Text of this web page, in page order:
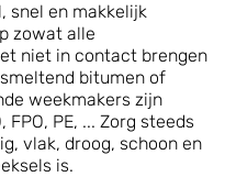
snel en makkelijk
zowat alle
niet in contact brengen
bitumen of
weekmakers zijn
FPO, PE, ... Zorg steeds
vlak, droog, schoon en
is.